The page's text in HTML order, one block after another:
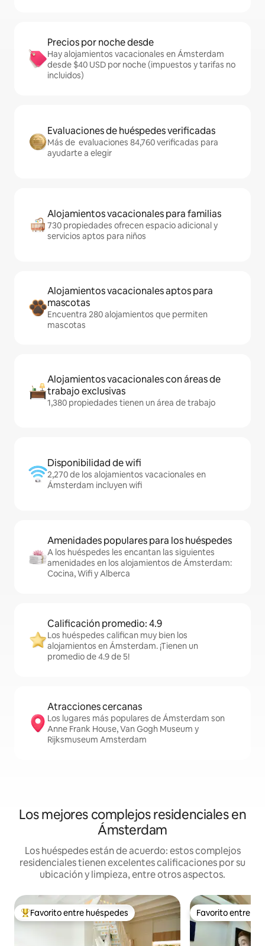
Precios por noche desde
Hay alojamientos vacacionales en Ámsterdam
desde $40 USD por noche (impuestos y tarifas no
incluidos)
Evaluaciones de huéspedes verificadas
Más de evaluaciones 84,760 verificadas para
ayudarte a elegir
Alojamientos vacacionales para familias
730 propiedades ofrecen espacio adicional y
servicios aptos para niños
Alojamientos vacacionales aptos para
mascotas
Encuentra 280 alojamientos que permiten
mascotas
Alojamientos vacacionales con áreas de
trabajo exclusivas
1,380 propiedades tienen un área de trabajo
Disponibilidad de wifi
2,270 de los alojamientos vacacionales en
Ámsterdam incluyen wifi
Amenidades populares para los huéspedes
A los huéspedes les encantan las siguientes
amenidades en los alojamientos de Ámsterdam:
Cocina, Wifi y Alberca
Calificación promedio: 4.9
Los huéspedes califican muy bien los
alojamientos en Ámsterdam. ¡Tienen un
promedio de 4.9 de 5!
Atracciones cercanas
Los lugares más populares de Ámsterdam son
Anne Frank House, Van Gogh Museum y
Rijksmuseum Amsterdam
Los mejores complejos residenciales en
Ámsterdam
Los huéspedes están de acuerdo: estos complejos
residenciales tienen excelentes calificaciones por su
ubicación y limpieza, entre otros aspectos.
De los mejores en Favorito entre huéspedes
Favorito entre huéspedes Favorito entre
Favorito entre